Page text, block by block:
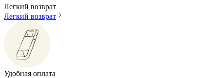
Легкий возврат
Легкий возврат
Удобная оплата